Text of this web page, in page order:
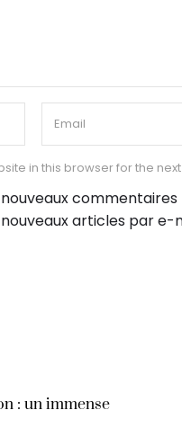
in this browser for the
articles par e-
: un immense